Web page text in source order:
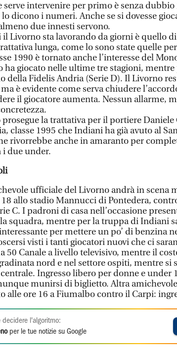
serve intervenire per primo è senza dubbio
dicono i numeri. Anche se si dovesse
due innesti servono.
Livorno sta lavorando da giorni è quello
lunga, come lo sono state quelle
1990 è tornato anche l’interesse del
ha giocato nelle ultime tre stagioni, mentre
della Fidelis Andria (Serie D). Il Livorno
è evidente come serva chiudere
il giocatore aumenta. Nessun allarme,
prosegue la trattativa per il portiere Daniele
classe 1995 che Indiani ha già avuto al
rivorrebbe anche in amaranto per
i due under.
ufficiale del Livorno andrà in scena
allo stadio Mannucci di Pontedera,
C. I padroni di casa nell’occasione
squadra, mentre per la truppa di Indiani
per mettere un po’ di benzina
visti i tanti giocatori nuovi che ci
50 Canale a livello televisivo, mentre il
nord e nel settore ospiti, mentre si
Ingresso libero per donne e under
munirsi di biglietto. Altra
alle ore 16 a Fiumalbo contro il Carpi:
decidere l'algoritmo:
per le tue notizie su Google